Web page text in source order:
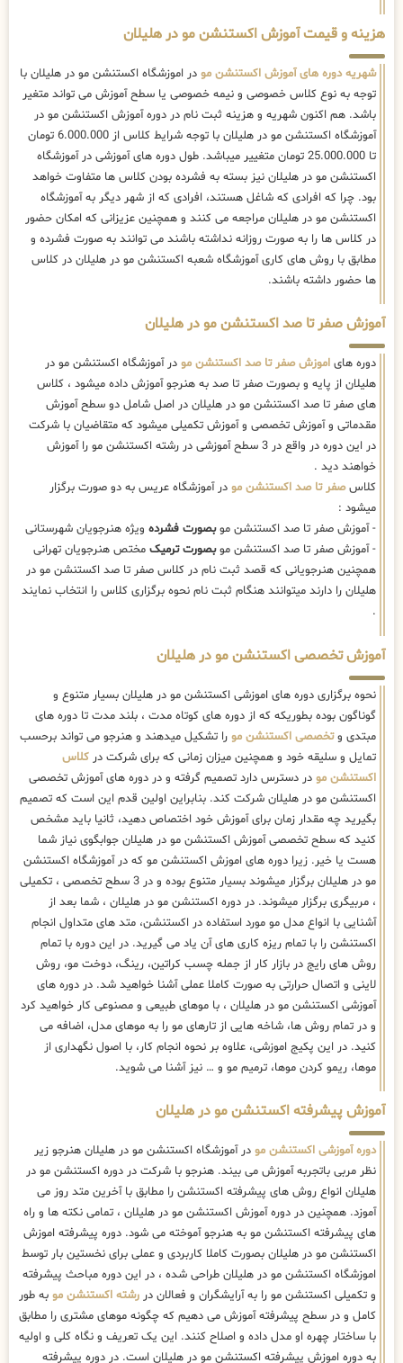
هزینه و قیمت آموزش اکستنشن مو در هلیلان
شهریه دوره های آموزش اکستنشن مو در اموزشگاه اکستنشن مو در هلیلان با
توجه به نوع کلاس خصوصی و نیمه خصوصی یا سطح آموزش می تواند متغیر
باشد. هم اکنون شهریه و هزینه ثبت نام در دوره آموزش اکستنشن مو در
آموزشگاه اکستنشن مو در هلیلان با توجه شرایط کلاس از 6.000.000 تومان
تا 25.000.000 تومان متغییر میباشد. طول دوره های آموزشی در آموزشگاه
اکستنشن مو در هلیلان نیز بسته به فشرده بودن کلاس ها متفاوت خواهد
بود. چرا که افرادی که شاغل هستند، افرادی که از شهر دیگر به آموزشگاه
اکستنشن مو در هلیلان مراجعه می کنند و همچنین عزیزانی که امکان حضور
در کلاس ها را به صورت روزانه نداشته باشند می توانند به صورت فشرده و
مطابق با روش های کاری آموزشگاه شعبه اکستنشن مو در هلیلان در کلاس
ها حضور داشته باشند.
آموزش صفر تا صد اکستنشن مو در هلیلان
دوره های اموزش صفر تا صد اکستنشن مو در آموزشگاه اکستنشن مو در
هلیلان از پایه و بصورت صفر تا صد به هنرجو آموزش داده میشود ، کلاس
های صفر تا صد اکستنشن مو در هلیلان در اصل شامل دو سطح آموزش
مقدماتی و آموزش تخصصی و آموزش تکمیلی میشود که متقاضیان با شرکت
در این دوره در واقع در 3 سطح آموزشی در رشته اکستنشن مو را آموزش
خواهند دید .
کلاسصفر تا صد اکستنشن مو در آموزشگاه عریس به دو صورت برگزار
میشود :
- آموزش صفر تا صد اکستنشن موبصورت فشرده ویژه هنرجویان شهرستانی
- آموزش صفر تا صد اکستنشن موبصورت ترمیک مختص هنرجویان تهرانی
همچنین هنرجویانی که قصد ثبت نام در کلاس صفر تا صد اکستنشن مو در
هلیلان را دارند میتوانند هنگام ثبت نام نحوه برگزاری کلاس را انتخاب نمایند
.
آموزش تخصصی اکستنشن مو در هلیلان
نحوه برگزاری دوره های اموزشی اکستنشن مو در هلیلان بسیار متنوع و
گوناگون بوده بطوریکه که از دوره های کوتاه مدت ، بلند مدت تا دوره های
مبتدی وتخصصی اکستنشن مو را تشکیل میدهند و هنرجو می تواند برحسب
تمایل و سلیقه خود و همچنین میزان زمانی که برای شرکت در کلاس
اکستنشن مو در دسترس دارد تصمیم گرفته و در دوره های آموزش تخصصی
اکستنشن مو در هلیلان شرکت کند. بنابراین اولین قدم این است که تصمیم
بگیرید چه مقدار زمان برای آموزش خود اختصاص دهید، ثانیا باید مشخص
کنید که سطح تخصصی آموزش اکستنشن مو در هلیلان جوابگوی نیاز شما
هست یا خیر. زیرا دوره های اموزش اکستنشن مو که در آموزشگاه اکستنشن
مو در هلیلان برگزار میشوند بسیار متنوع بوده و در 3 سطح تخصصی ، تکمیلی
، مربیگری برگزار میشوند. در دوره اکستنشن مو در هلیلان ، شما بعد از
آشنایی با انواع مدل مو مورد استفاده در اکستنشن، متد های متداول انجام
اکستنشن را با تمام ریزه کاری های آن یاد می گیرید. در این دوره با تمام
روش های رایج در بازار کار از جمله چسب کراتین، رینگ، دوخت مو، روش
لاینی و اتصال حرارتی به صورت کاملا عملی آشنا خواهید شد. در دوره های
آموزشی اکستنشن مو در هلیلان ، با موهای طبیعی و مصنوعی کار خواهید کرد
و در تمام روش ها، شاخه هایی از تارهای مو را به موهای مدل، اضافه می
کنید. در این پکیج اموزشی، علاوه بر نحوه انجام کار، با اصول نگهداری از
موها، ریمو کردن موها، ترمیم مو و … نیز آشنا می شوید.
آموزش پیشرفته اکستنشن مو در هلیلان
دوره آموزشی اکستنشن مو در آموزشگاه اکستنشن مو در هلیلان هنرجو زیر
نظر مربی باتجربه آموزش می بیند. هنرجو با شرکت در دوره اکستنشن مو در
هلیلان انواع روش های پیشرفته اکستنشن را مطابق با آخرین متد روز می
آموزد. همچنین در دوره آموزش اکستنشن مو در هلیلان ، تمامی نکته ها و راه
های پیشرفته اکستنشن مو به هنرجو آموخته می شود. دوره پیشرفته اموزش
اکستنشن مو در هلیلان بصورت کاملا کاربردی و عملی برای نخستین بار توسط
اموزشگاه اکستنشن مو در هلیلان طراحی شده ، در این دوره مباحث پیشرفته
و تکمیلی اکستنشن مو را به آرایشگران و فعالان در رشته اکستنشن مو به طور
کامل و در سطح پیشرفته آموزش می دهیم که چگونه موهای مشتری را مطابق
با ساختار چهره او مدل داده و اصلاح کنند. این یک تعریف و نگاه کلی و اولیه
به دوره اموزش پیشرفته اکستنشن مو در هلیلان است. در دوره پیشرفته